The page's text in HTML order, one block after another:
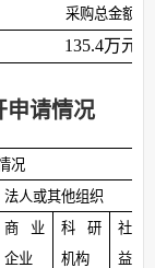
采购总金额
135.4万元
申请情况
况
法人或其他组织
商业
企业
科研
机构
社会
益组